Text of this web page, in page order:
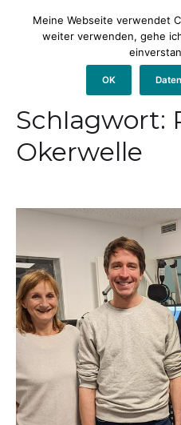
Schlagwort:
Okerwelle
Meine Webseite verwendet
weiter verwenden, gehe
OK